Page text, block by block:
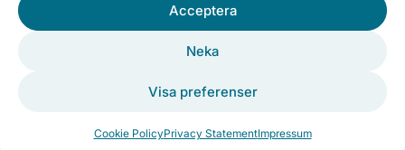
Acceptera
Neka
Visa preferenser
Cookie PolicyPrivacy StatementImpressum
Besöksadress
Sjötullsgatan 8